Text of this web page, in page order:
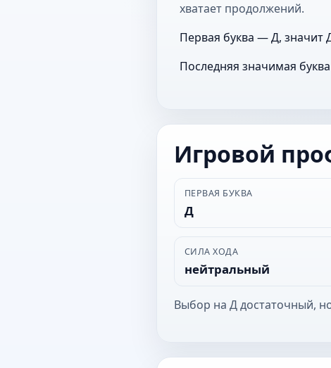
хватает продолжений.
Первая буква — Д, значит
Последняя значимая
Игровой
ПЕРВАЯ БУКВА
Д
СИЛА ХОДА
нейтральный
Выбор на Д достаточный,